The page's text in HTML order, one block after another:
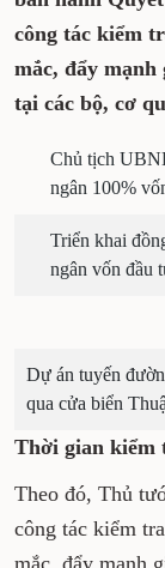
công tác kiểm
mắc, đẩy mạnh
tại các bộ, cơ
Chủ tịch
ngân 100%
Triển khai
ngân vốn đầu
Dự án tuyến
qua cửa biển
Thời gian kiểm
Theo đó, Thủ
công tác kiểm
mắc, đẩy mạnh